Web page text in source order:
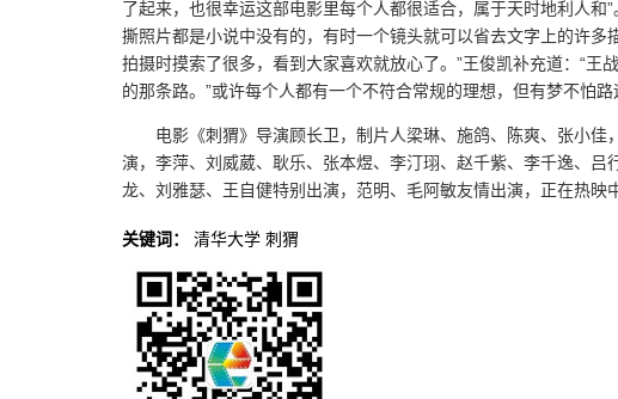
了起来，也很幸运这部电影里每个人都很适合，属于天时地利人
撕照片都是小说中没有的，有时一个镜头就可以省去文字上的许多
拍摄时摸索了很多，看到大家喜欢就放心了。”王俊凯补充道：“
的那条路。”或许每个人都有一个不符合常规的理想，但有梦不怕路
电影《刺猬》导演顾长卫，制片人梁琳、施鸽、陈爽、张小
演，李萍、刘威葳、耿乐、张本煜、李汀珝、赵千紫、李千逸、
龙、刘雅瑟、王自健特别出演，范明、毛阿敏友情出演，正在热映中
关键词： 清华大学 刺猬